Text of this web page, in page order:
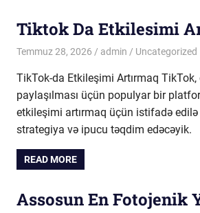
Tiktok Da Etkilesimi
Temmuz 28, 2026 admin Uncategorized
TikTok-da Etkileşimi Artırmaq TikTok,
paylaşılması üçün populyar bir
etkileşimi artırmaq üçün istifadə
strategiya və ipucu təqdim edəcəyik.
READ MORE
Assosun En Fotojenik